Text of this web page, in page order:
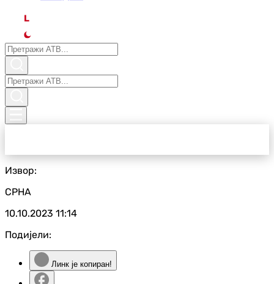
L
Извор:
СРНА
10.10.2023 11:14
Подијели:
Линк је копиран!